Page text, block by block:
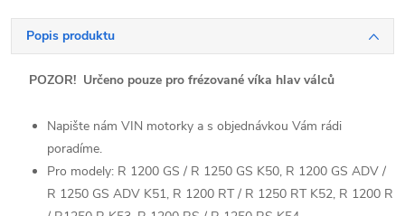
Popis produktu
POZOR! Určeno pouze pro frézované víka hlav válců
Napište nám VIN motorky a s objednávkou Vám rádi
poradíme.
Pro modely: R 1200 GS / R 1250 GS K50, R 1200 GS ADV /
R 1250 GS ADV K51, R 1200 RT / R 1250 RT K52, R 1200 R